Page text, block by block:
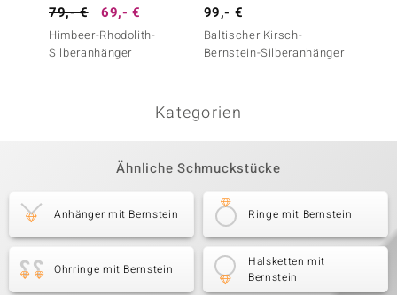
79,- € 69,- €
Himbeer-Rhodolith-
Silberanhänger
99,- €
Baltischer Kirsch-
Bernstein-Silberanhänger
Kategorien
Ähnliche Schmuckstücke
Anhänger mit Bernstein Ringe mit Bernstein
Ohrringe mit Bernstein
Halsketten mit
Bernstein